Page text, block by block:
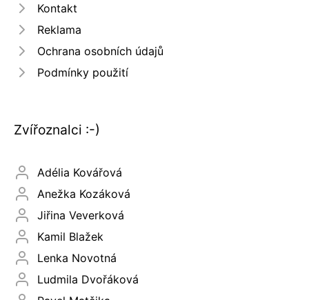
Kontakt
Reklama
Ochrana osobních údajů
Podmínky použití
Zvířoznalci :-)
Adélia Kovářová
Anežka Kozáková
Jiřina Veverková
Kamil Blažek
Lenka Novotná
Ludmila Dvořáková